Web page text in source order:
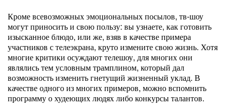
Кроме всевозможных эмоциональных посылов, тв-шоу
могут приносить и свою пользу: вы узнаете, как готовить
изысканное блюдо, или же, взяв в качестве примера
участников с телеэкрана, круто измените свою жизнь. Хотя
многие критики осуждают телешоу, для многих они
являлись тем условным трамплином, который дал
возможность изменить гнетущий жизненный уклад. В
качестве одного из многих примеров, можно вспомнить
программу о худеющих людях либо конкурсы талантов.